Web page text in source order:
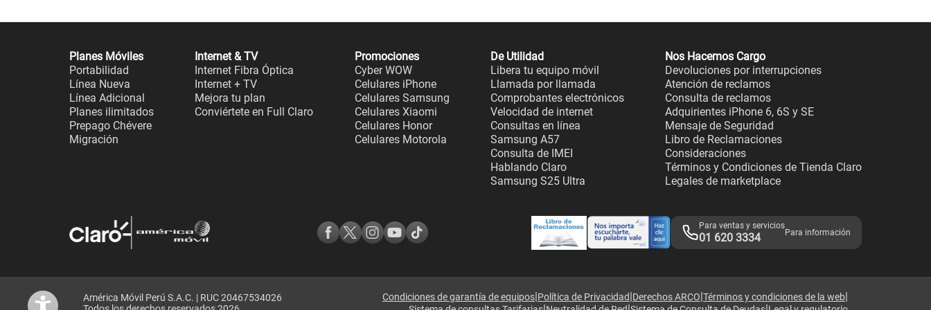
Planes Móviles
Portabilidad
Línea Nueva
Línea Adicional
Planes ilimitados
Prepago Chévere
Migración
Internet & TV
Internet Fibra Óptica
Internet + TV
Mejora tu plan
Conviértete en Full Claro
Promociones
Cyber WOW
Celulares iPhone
Celulares Samsung
Celulares Xiaomi
Celulares Honor
Celulares Motorola
De Utilidad
Libera tu equipo móvil
Llamada por llamada
Comprobantes electrónicos
Velocidad de internet
Consultas en línea
Samsung A57
Consulta de IMEI
Hablando Claro
Samsung S25 Ultra
Nos Hacemos Cargo
Devoluciones por interrupciones
Atención de reclamos
Consulta de reclamos
Adquirientes iPhone 6, 6S y SE
Mensaje de Seguridad
Libro de Reclamaciones
Consideraciones
Términos y Condiciones de Tienda Claro
Legales de marketplace
Para ventas y servicios
01 620 3334 Para información
América Móvil Perú S.A.C. | RUC 20467534026
Condiciones de garantía de equipos|Política de Privacidad|Derechos ARCO|Términos y condiciones de la web|